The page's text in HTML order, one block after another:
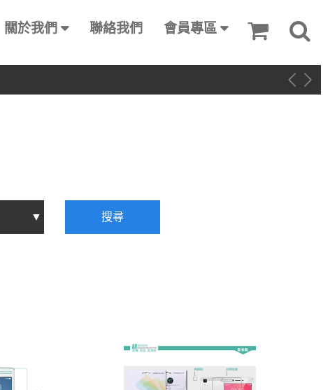
關於我們 聯絡我們 會員專區
搜尋